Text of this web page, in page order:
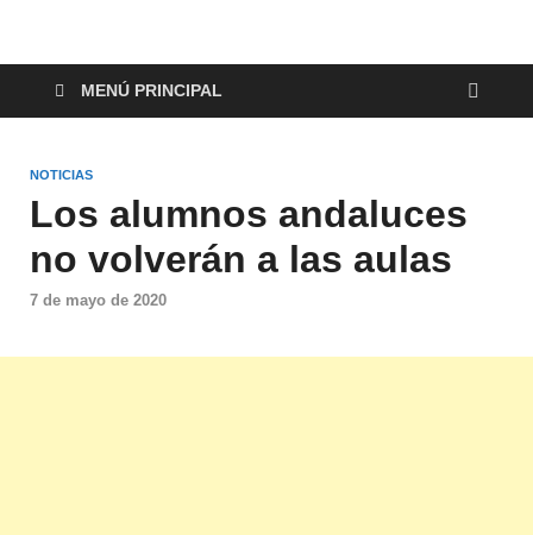
MENÚ PRINCIPAL
NOTICIAS
Los alumnos andaluces
no volverán a las aulas
7 de mayo de 2020